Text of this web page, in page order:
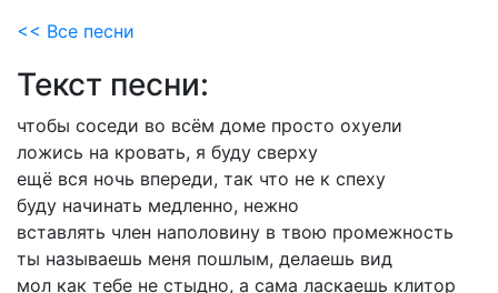
<< Все песни
Текст песни:
чтобы соседи во всём доме просто охуели
ложись на кровать, я буду сверху
ещё вся ночь впереди, так что не к спеху
буду начинать медленно, нежно
вставлять член наполовину в твою промежность
ты называешь меня пошлым, делаешь вид
мол как тебе не стыдно, а сама ласкаешь клитор